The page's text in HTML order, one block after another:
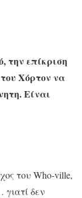
την επίκριση
Χόρτον να
Είναι
του Who-ville,
δεν